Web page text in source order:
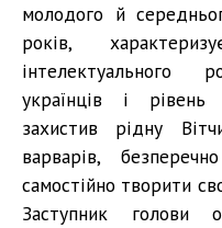
молодого й
років,
інтелектуального
українців і
захистив рідну
варварів,
самостійно творити
Заступник голови